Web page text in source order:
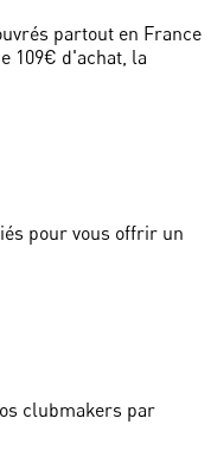
partout en France
109€ d'achat, la
pour vous offrir un
clubmakers par